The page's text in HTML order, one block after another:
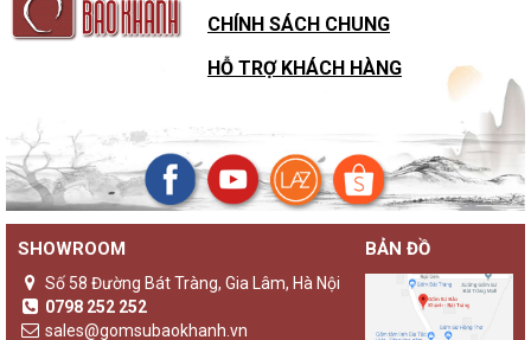
Sự khác biệt của đèn gốm Bảo Khánh với các loại đèn ngủ
khác
Không chỉ là một sản phẩm đèn ngủ thông thường,đèn gốm
Bảo Khánhluôn là những sản phẩm độc bản, lưu giữ giá trị
CHÍNH SÁCH CHUNG
HỖ TRỢ KHÁCH HÀNG
SHOWROOM
Số 58 Đường Bát Tràng, Gia Lâm, Hà Nội
0798 252 252
sales@gomsubaokhanh.vn
BẢN ĐỒ